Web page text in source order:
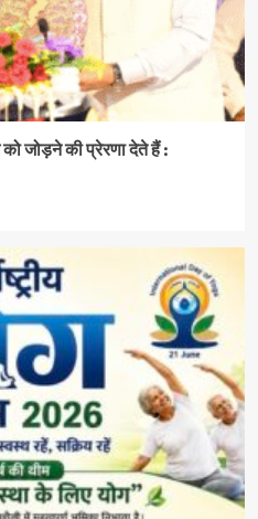
जोड़ने की प्रेरणा देते हैं :